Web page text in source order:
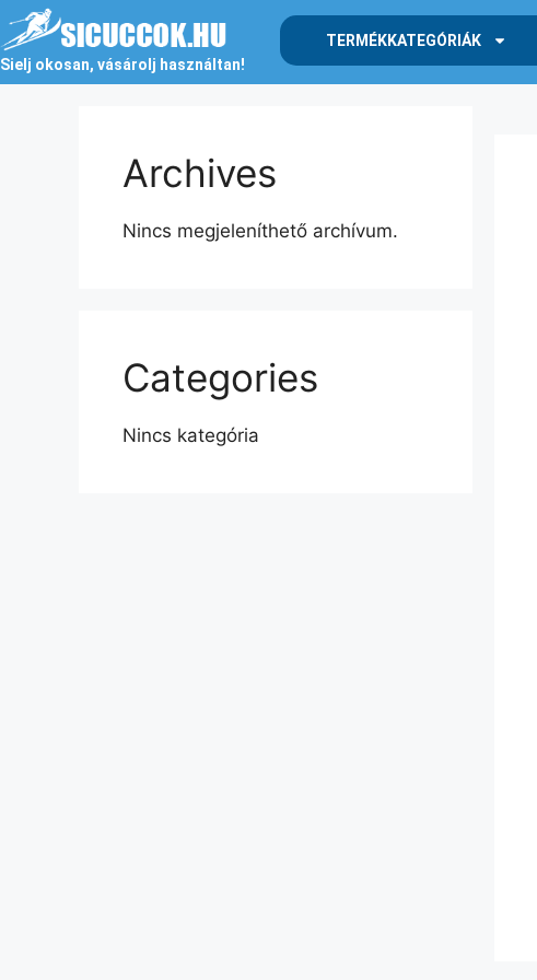
Sielj okosan, vásárolj használtan!
TERMÉKKATEGÓRIÁK
Archives
Nincs megjeleníthető archívum.
Categories
Nincs kategória